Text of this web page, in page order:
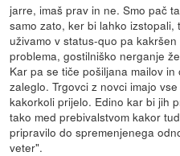
jarre, imaš prav in ne. Smo pač
samo zato, ker bi lahko
uživamo v status-quo pa
problema, gostilniško nerganje
Kar pa se tiče pošiljana mailov
zaleglo. Trgovci z novci imajo
kakorkoli prijelo. Edino kar bi jih
tako med prebivalstvom kakor
pripravilo do spremenjenega
veter".